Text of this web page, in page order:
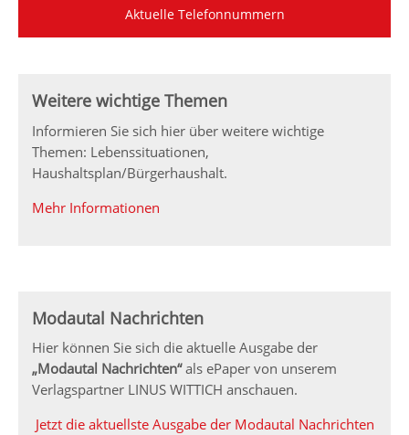
Aktuelle Telefonnummern
Weitere wichtige Themen
Informieren Sie sich hier über weitere wichtige
Themen: Lebenssituationen,
Haushaltsplan/Bürgerhaushalt.
Mehr Informationen
Modautal Nachrichten
Hier können Sie sich die aktuelle Ausgabe der
„Modautal Nachrichten“als ePaper von unserem
Verlagspartner LINUS WITTICH anschauen.
Jetzt die aktuellste Ausgabe der Modautal Nachrichten